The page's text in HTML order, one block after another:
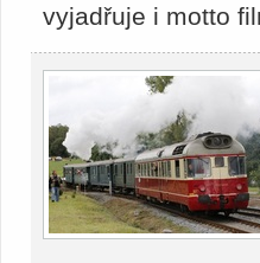
vyjadřuje i motto